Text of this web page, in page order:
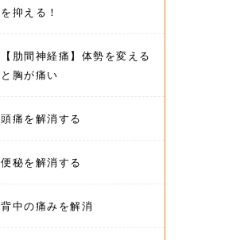
を抑える！
【肋間神経痛】体勢を変える
と胸が痛い
頭痛を解消する
便秘を解消する
背中の痛みを解消